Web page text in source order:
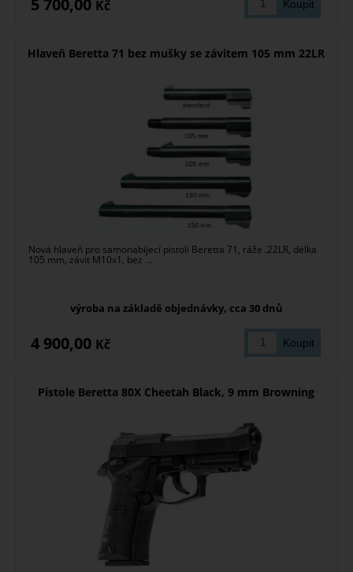
5 700,00 Kč
Hlaveň Beretta 71 bez mušky se závitem 105 mm 22LR
Nová hlaveň pro samonabíjecí pistoli Beretta 71, ráže .22LR, délka
105 mm, závit M10x1, bez ...
výroba na základě objednávky, cca 30 dnů
4 900,00 Kč
Pistole Beretta 80X Cheetah Black, 9 mm Browning